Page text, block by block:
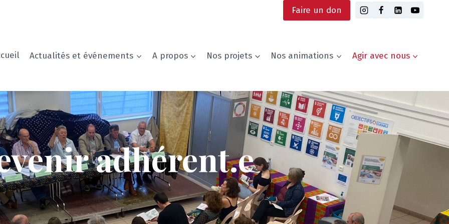
Faire un don
Actualités et événements A propos Nos projets Nos animations Agir avec nous
adhérent.e